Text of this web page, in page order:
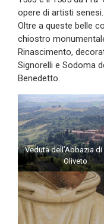
opere di artisti senesi.
Oltre a queste belle
chiostro
Rinascimento,
Signorelli e Sodoma
Benedetto.
Veduta dell’Abbazia
Oliveto